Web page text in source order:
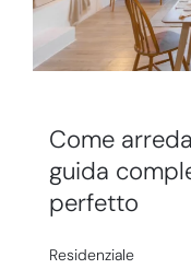
Come
guida
perfetto
Residenziale